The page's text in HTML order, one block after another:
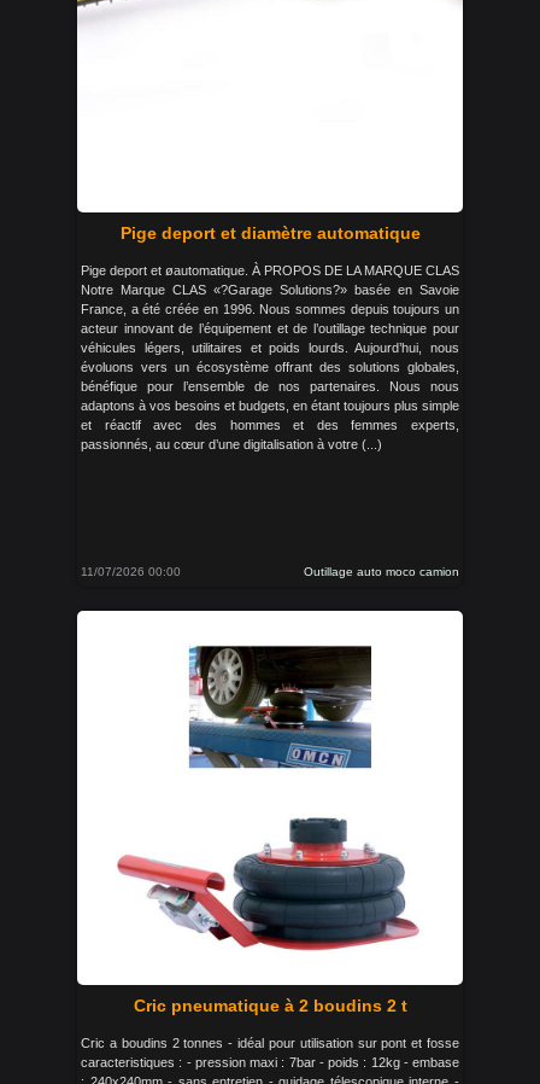
Pige deport et diamètre automatique
Pige deport et øautomatique. À PROPOS DE LA MARQUE CLAS
Notre Marque CLAS «?Garage Solutions?» basée en Savoie
France, a été créée en 1996. Nous sommes depuis toujours un
acteur innovant de l’équipement et de l’outillage technique pour
véhicules légers, utilitaires et poids lourds. Aujourd’hui, nous
évoluons vers un écosystème offrant des solutions globales,
bénéfique pour l’ensemble de nos partenaires. Nous nous
adaptons à vos besoins et budgets, en étant toujours plus simple
et réactif avec des hommes et des femmes experts,
passionnés, au cœur d’une digitalisation à votre (...)
11/07/2026 00:00 Outillage auto moco camion
Cric pneumatique à 2 boudins 2 t
Cric a boudins 2 tonnes - idéal pour utilisation sur pont et fosse
caracteristiques : - pression maxi : 7bar - poids : 12kg - embase